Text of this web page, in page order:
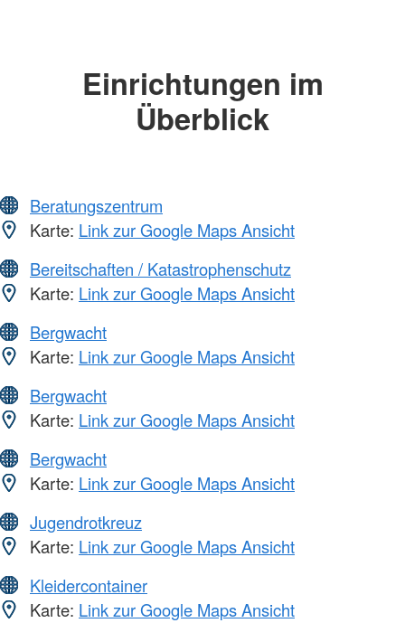
Einrichtungen im
Überblick
Beratungszentrum
Karte: Link zur Google Maps Ansicht
Bereitschaften / Katastrophenschutz
Karte: Link zur Google Maps Ansicht
Bergwacht
Karte: Link zur Google Maps Ansicht
Bergwacht
Karte: Link zur Google Maps Ansicht
Bergwacht
Karte: Link zur Google Maps Ansicht
Jugendrotkreuz
Karte: Link zur Google Maps Ansicht
Kleidercontainer
Karte: Link zur Google Maps Ansicht